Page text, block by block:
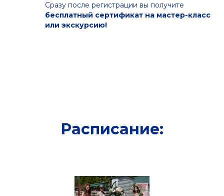
Сразу после регистрации вы получите
бесплатный сертификат на мастер-класс
или экскурсию!
Расписание: